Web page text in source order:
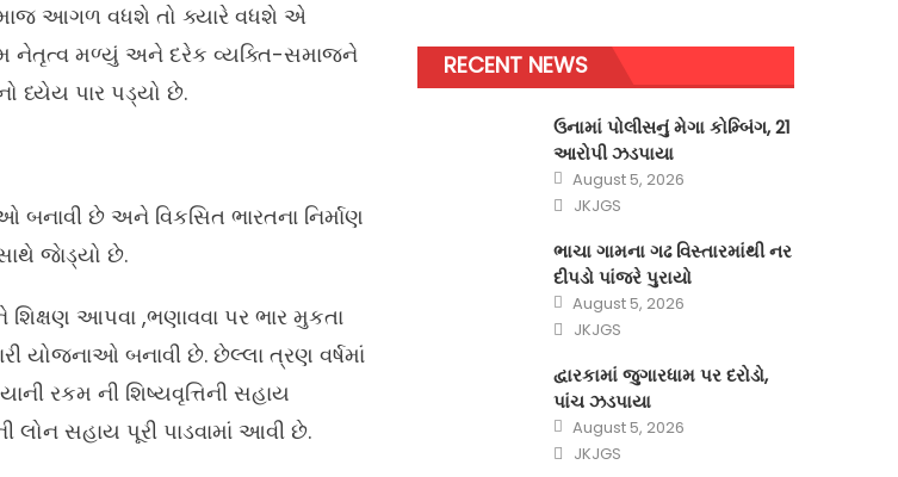
આગળ વધશે તો ક્યારે વધશે એ
નેતૃત્વ મળ્યું અને દરેક વ્યક્તિ-સમાજને
ધ્યેય પાર પડ્યો છે.
બનાવી છે અને વિકસિત ભારતના નિર્માણ
જાેડ્યો છે.
આપવા ,ભણાવવા પર ભાર મુકતા
યોજનાઓ બનાવી છે. છેલ્લા ત્રણ વર્ષમાં
રકમ ની શિષ્યવૃત્તિની સહાય
સહાય પૂરી પાડવામાં આવી છે.
RECENT NEWS
ઉનામાં પોલીસનું મેગા કોમ્બિંગ, 21
આરોપી ઝડપાયા
Posted
on
August 5, 2026
Author
JKJGS
ભાચા ગામના ગઢ વિસ્તારમાંથી નર
દીપડો પાંજરે પુરાયો
Posted
on
August 5, 2026
Author
JKJGS
દ્વારકામાં જુગારધામ પર દરોડો,
પાંચ ઝડપાયા
Posted
on
August 5, 2026
Author
JKJGS